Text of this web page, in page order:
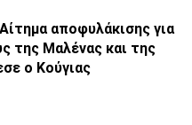
αποφυλάκισης για
της Μαλένας και της
ο Κούγιας